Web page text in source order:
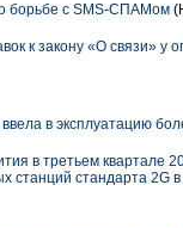
борьбе с SMS-СПАМом
к закону «О связи»
в эксплуатацию
в третьем квартале
станций стандарта 2G